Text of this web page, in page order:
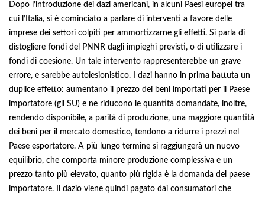
Dopo l’introduzione dei dazi americani, in alcuni Paesi europei tra
cui l’Italia, si è cominciato a parlare di interventi a favore delle
imprese dei settori colpiti per ammortizzarne gli effetti. Si parla di
distogliere fondi del PNNR dagli impieghi previsti, o di utilizzare i
fondi di coesione. Un tale intervento rappresenterebbe un grave
errore, e sarebbe autolesionistico. I dazi hanno in prima battuta un
duplice effetto: aumentano il prezzo dei beni importati per il Paese
importatore (gli SU) e ne riducono le quantità domandate, inoltre,
rendendo disponibile, a parità di produzione, una maggiore quantità
dei beni per il mercato domestico, tendono a ridurre i prezzi nel
Paese esportatore. A più lungo termine si raggiungerà un nuovo
equilibrio, che comporta minore produzione complessiva e un
prezzo tanto più elevato, quanto più rigida è la domanda del paese
importatore. Il dazio viene quindi pagato dai consumatori che